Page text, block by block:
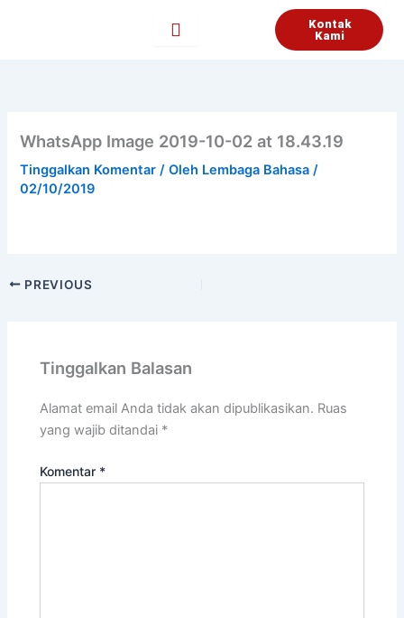
Kontak
Kami
WhatsApp Image 2019-10-02 at 18.43.19
Tinggalkan Komentar / Oleh Lembaga Bahasa/
02/10/2019
PREVIOUS
Tinggalkan Balasan
Alamat email Anda tidak akan dipublikasikan. Ruas
yang wajib ditandai *
Komentar *